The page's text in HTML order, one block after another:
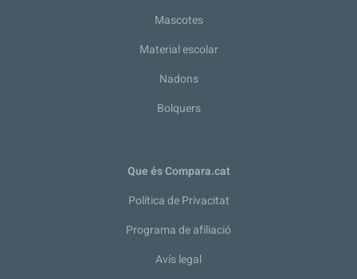
Mascotes
Material escolar
Nadons
Bolquers
Que és Compara.cat
Política de Privacitat
Programa de afiliació
Avís legal